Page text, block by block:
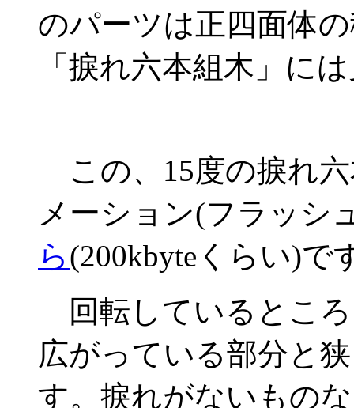
のパーツは正四面体
「捩れ六本組木」に
この、15度の捩れ
メーション(フラッシ
ら(200kbyteくらい)で
回転しているとこ
広がっている部分と
す。捩れがないもの